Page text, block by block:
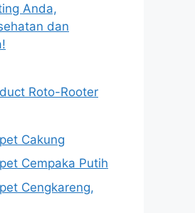
Anda,
dan
Roto-Rooter
Cakung
Cempaka Putih
Cengkareng,